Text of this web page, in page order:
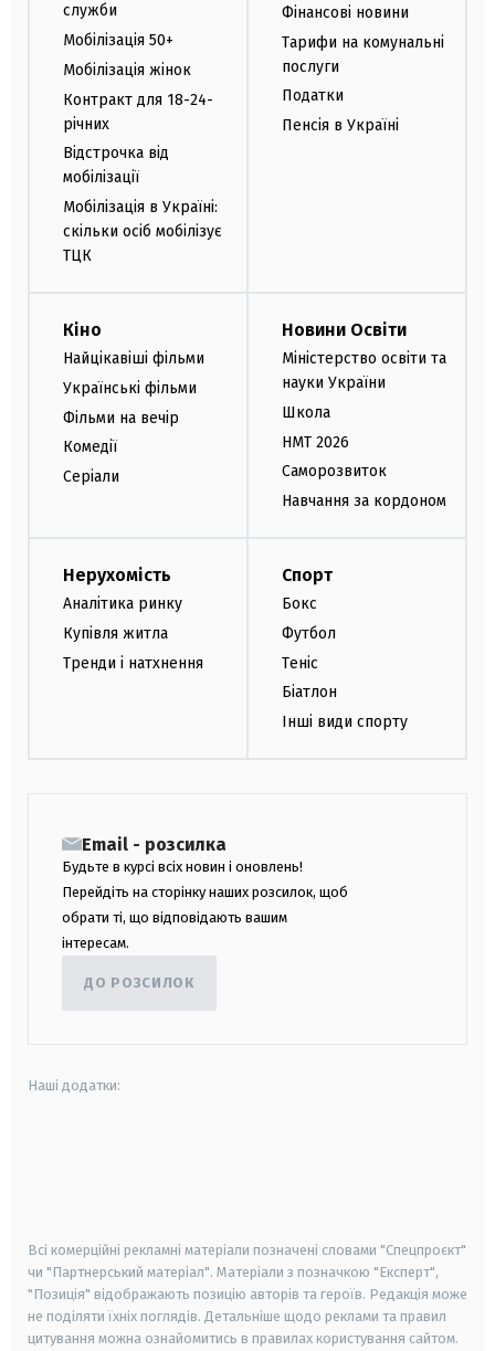
служби
Мобілізація 50+
Мобілізація жінок
Контракт для 18-24-
річних
Відстрочка від
мобілізації
Мобілізація в Україні:
скільки осіб мобілізує
ТЦК
Фінансові новини
Тарифи на комунальні
послуги
Податки
Пенсія в Україні
Кіно
Найцікавіші фільми
Українські фільми
Фільми на вечір
Комедії
Серіали
Новини Освіти
Міністерство освіти та
науки України
Школа
НМТ 2026
Саморозвиток
Навчання за кордоном
Нерухомість
Аналітика ринку
Купівля житла
Тренди і натхнення
Спорт
Бокс
Футбол
Теніс
Біатлон
Інші види спорту
Email - розсилка
Будьте в курсі всіх новин і оновлень!
Перейдіть на сторінку наших розсилок, щоб
обрати ті, що відповідають вашим
інтересам.
ДО РОЗСИЛОК
Наші додатки:
Всі комерційні рекламні матеріали позначені словами "Спецпроєкт"
чи "Партнерський матеріал". Матеріали з позначкою "Експерт",
"Позиція" відображають позицію авторів та героїв. Редакція може
не поділяти їхніх поглядів. Детальніше щодо реклами та правил
цитування можна ознайомитись в правилах користування сайтом.